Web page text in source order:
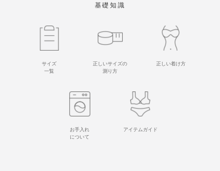
基礎知識
サイズ
一覧
正しいサイズの
測り方
正しい着け方
お手入れ
について
アイテムガイド